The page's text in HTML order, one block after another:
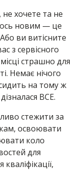
хочете та не
новим — це
ви витісните
з сервісного
страшно для
Немає нічого
на тому ж
ВСЕ.
стежити за
освоювати
коло
для